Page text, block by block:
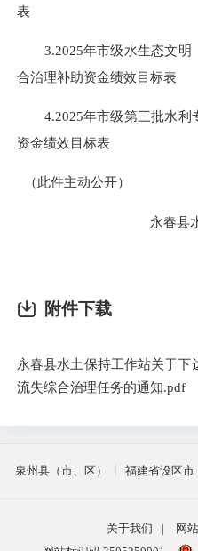
表
3.2025年市级水生态文明
合治理补助资金绩效目标表
4.2025年市级第三批水利
资金绩效目标表
（此件主动公开）
永春县水
附件下载
永春县水土保持工作站关于下
流失综合治理任务的通知.pdf
泉州县（市、区） 福建省设区市
关于我们 | 网